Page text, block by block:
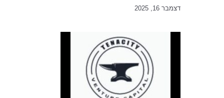
דצמבר 16, 2025